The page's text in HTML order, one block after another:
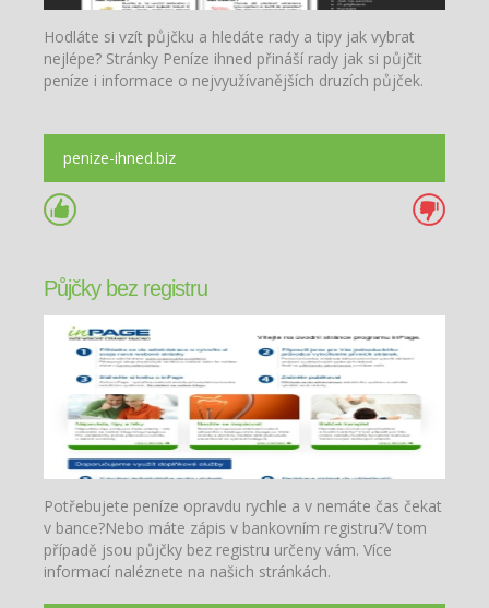
Hodláte si vzít půjčku a hledáte rady a tipy jak vybrat
nejlépe? Stránky Peníze ihned přináší rady jak si půjčit
peníze i informace o nejvyužívanějších druzích půjček.
penize-ihned.biz
Půjčky bez registru
Potřebujete peníze opravdu rychle a v nemáte čas čekat
v bance?Nebo máte zápis v bankovním registru?V tom
případě jsou půjčky bez registru určeny vám. Více
informací naléznete na našich stránkách.